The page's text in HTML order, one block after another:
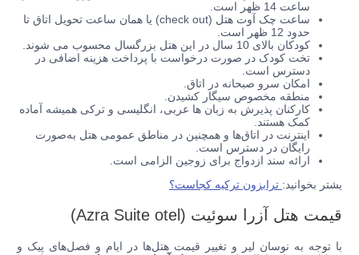
ساعت 14 ظهر است.
ساعت چک آوت هتل (check out) یا همان ساعت تحویل اتاق تا
حدود 12 ظهر است.
کودکان بالای 10 سال در این هتل بزرگسال محسوب می شوند.
تخت کودک در صورت درخواست با پرداخت هزینه اضافی در
دسترس است.
امکان سرو صبحانه در اتاق.
منطقه مخصوص سیگار کشیدن.
کارکنان پذیرش به زبان ها عربی، انگلیسی و ترکی همیشه آماده
کمک هستند.
اینترنت در اتاق‌ها و همچنین در مناطق عمومی هتل به‌صورت
رایگان در دسترس است.
ارائه سند ازدواج برای زوجین الزامی است.
یشتر بخوانید: ترابزون ترکیه کجاست؟
قیمت هتل آزرا سوئیت (Azra Suite otel)
با توجه به نوسان لیر و تغییر قیمت هتل‌ها در ایام و فصل‌های پیک و